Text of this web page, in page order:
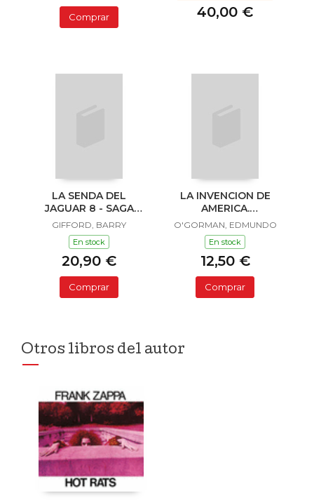
Comprar 40,00 €
LA SENDA DEL
JAGUAR 8 - SAGA
SAILOR Y LULA
GIFFORD, BARRY
En stock
20,90 €
Comprar
LA INVENCION DE
AMERICA.
INVESTIGACION
ACERCA DE L
O'GORMAN, EDMUNDO
En stock
12,50 €
Comprar
Otros libros del autor